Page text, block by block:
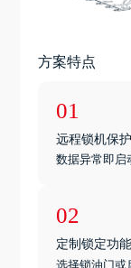
方案特点
01
远程锁机保护
数据异常即启
02
定制锁定功能
选择锁油门或